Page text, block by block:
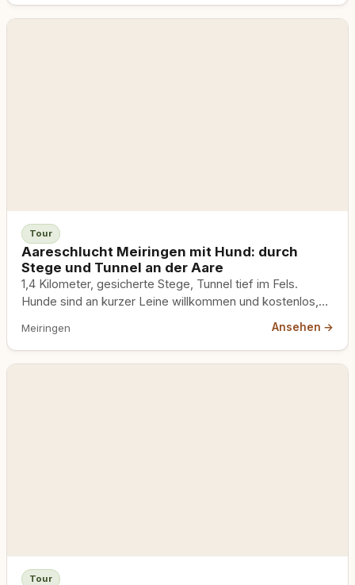
Naturschutzgebiet, Wegegebot auf der Insel.
Tour
Aareschlucht Meiringen mit Hund: durch
Stege und Tunnel an der Aare
1,4 Kilometer, gesicherte Stege, Tunnel tief im Fels.
Hunde sind an kurzer Leine willkommen und kostenlos,
wenn dein Hund Enge und viele Menschen gelassen
nimmt.
Meiringen Ansehen →
Tour